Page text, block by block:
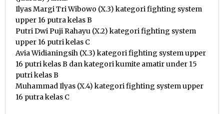
Ilyas Margi Tri Wibowo (X.3) kategori fighting system
upper 16 putra kelas B
Putri Dwi Puji Rahayu (X.2) kategori fighting system
upper 16 putri kelas C
Avia Widianingsih (X.3) kategori fighting system upper
16 putri kelas B dan kategori kumite amatir under 15
putri kelas B
Muhammad Ilyas (X.4) kategori fighting system upper
16 putra kelas C